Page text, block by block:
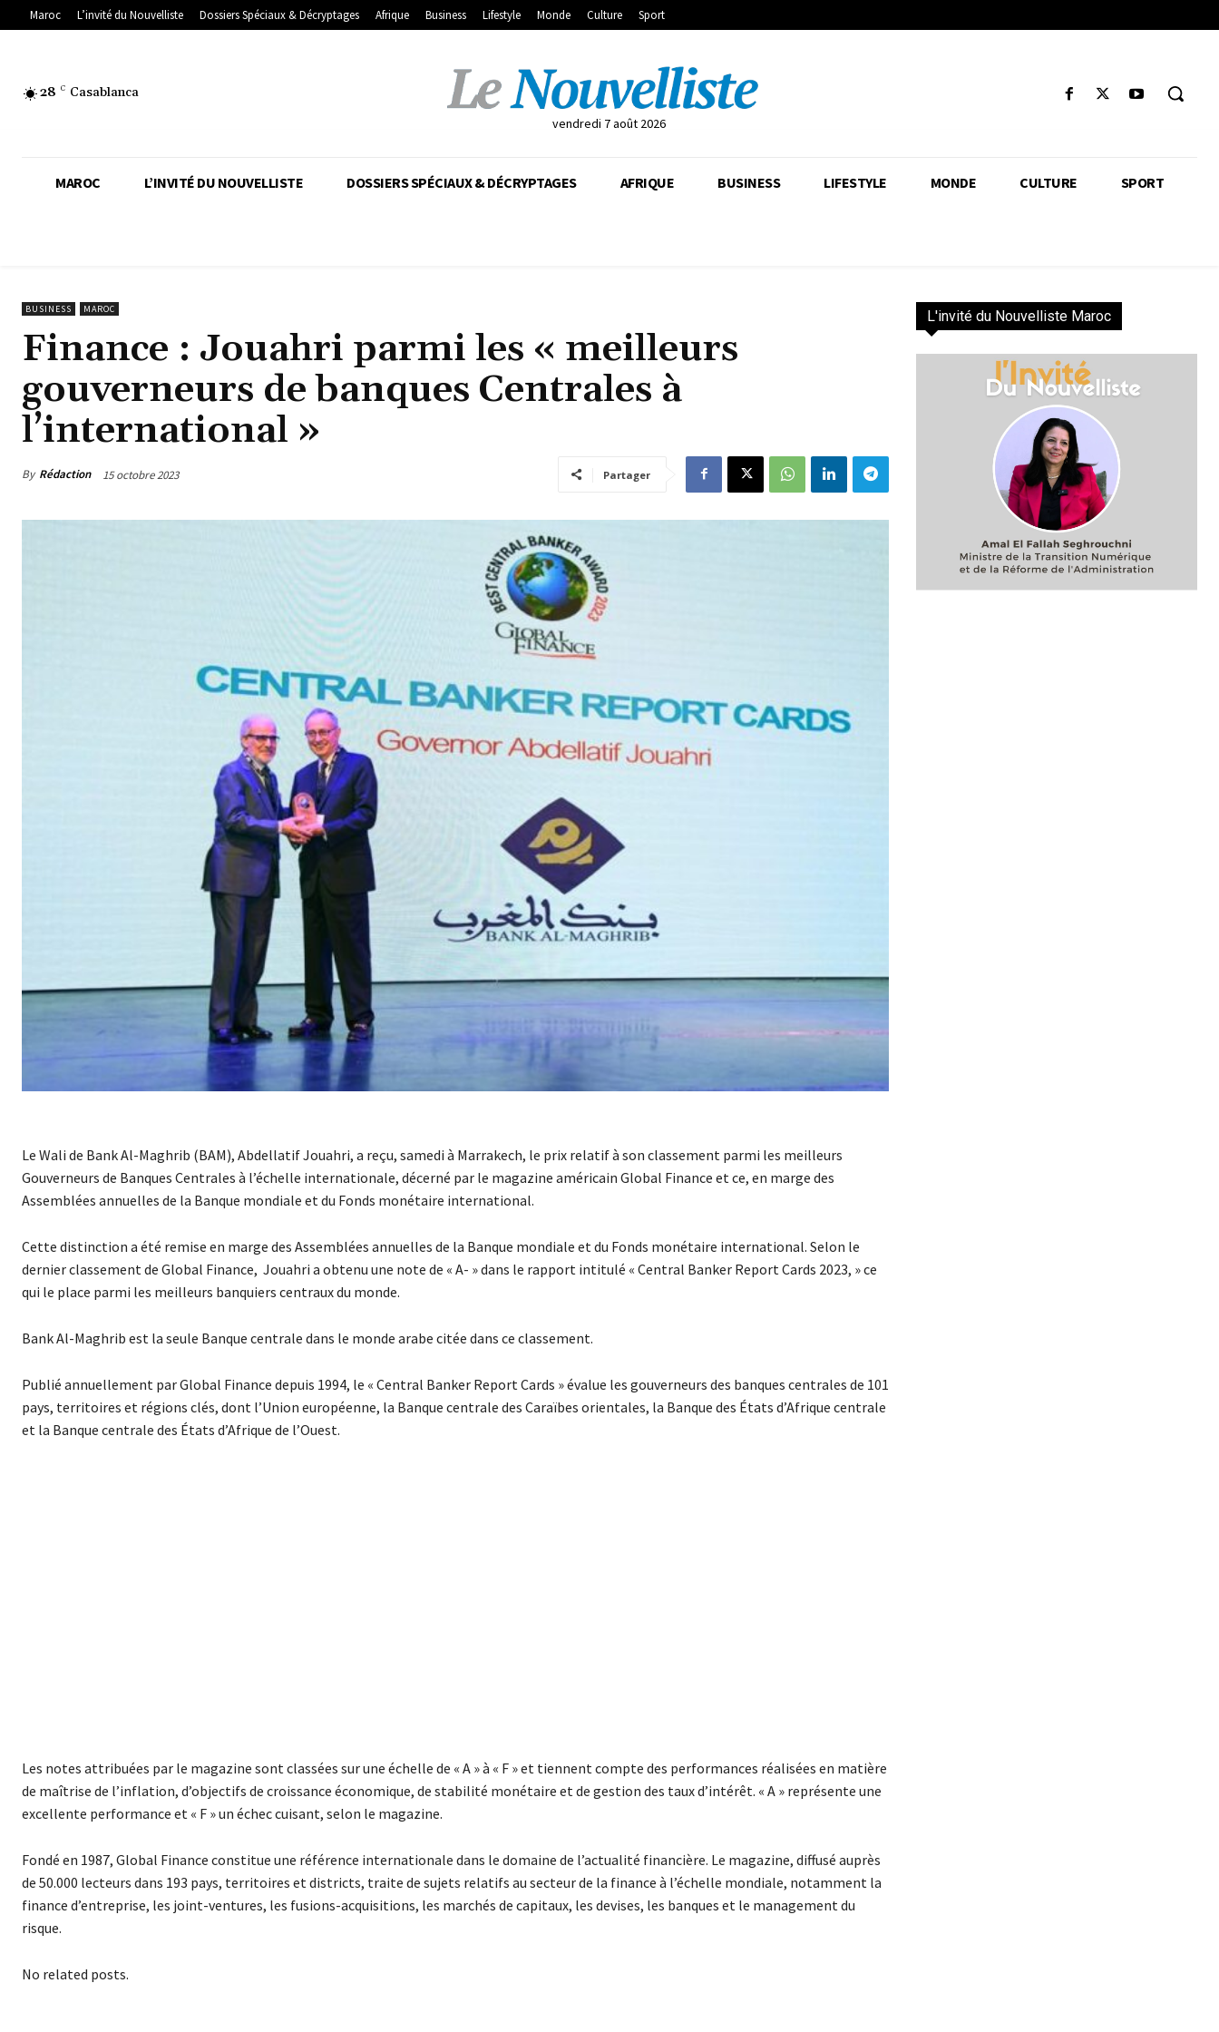
Maroc L’invité du Nouvelliste Dossiers Spéciaux & Décryptages Afrique Business Lifestyle Monde Culture Sport
28 C Casablanca
vendredi 7 août 2026
MAROC L’INVITÉ DU NOUVELLISTE DOSSIERS SPÉCIAUX & DÉCRYPTAGES AFRIQUE BUSINESS LIFESTYLE MONDE CULTURE SPORT
BUSINESS MAROC
Finance : Jouahri parmi les « meilleurs
gouverneurs de banques Centrales à
l’international »
By Rédaction 15 octobre 2023 Partager
Le Wali de Bank Al-Maghrib (BAM), Abdellatif Jouahri, a reçu, samedi à Marrakech, le prix relatif à son classement parmi les meilleurs
Gouverneurs de Banques Centrales à l’échelle internationale, décerné par le magazine américain Global Finance et ce, en marge des
Assemblées annuelles de la Banque mondiale et du Fonds monétaire international.
Cette distinction a été remise en marge des Assemblées annuelles de la Banque mondiale et du Fonds monétaire international. Selon le
dernier classement de Global Finance, Jouahri a obtenu une note de « A- » dans le rapport intitulé « Central Banker Report Cards 2023, » ce
qui le place parmi les meilleurs banquiers centraux du monde.
Bank Al-Maghrib est la seule Banque centrale dans le monde arabe citée dans ce classement.
Publié annuellement par Global Finance depuis 1994, le « Central Banker Report Cards » évalue les gouverneurs des banques centrales de 101
pays, territoires et régions clés, dont l’Union européenne, la Banque centrale des Caraïbes orientales, la Banque des États d’Afrique centrale
et la Banque centrale des États d’Afrique de l’Ouest.
Les notes attribuées par le magazine sont classées sur une échelle de « A » à « F » et tiennent compte des performances réalisées en matière
de maîtrise de l’inflation, d’objectifs de croissance économique, de stabilité monétaire et de gestion des taux d’intérêt. « A » représente une
excellente performance et « F » un échec cuisant, selon le magazine.
Fondé en 1987, Global Finance constitue une référence internationale dans le domaine de l’actualité financière. Le magazine, diffusé auprès
de 50.000 lecteurs dans 193 pays, territoires et districts, traite de sujets relatifs au secteur de la finance à l’échelle mondiale, notamment la
finance d’entreprise, les joint-ventures, les fusions-acquisitions, les marchés de capitaux, les devises, les banques et le management du
risque.
No related posts.
L'invité du Nouvelliste Maroc